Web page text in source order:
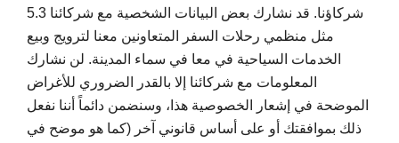
5.3 شركاؤنا. قد نشارك بعض البيانات الشخصية مع شركائنا
مثل منظمي رحلات السفر المتعاونين معنا لترويج وبيع
الخدمات السياحية في معا في سماء المدينة. لن نشارك
المعلومات مع شركائنا إلا بالقدر الضروري للأغراض
الموضحة في إشعار الخصوصية هذا، وسنضمن دائماً أننا نفعل
ذلك بموافقتك أو على أساس قانوني آخر (كما هو موضح في